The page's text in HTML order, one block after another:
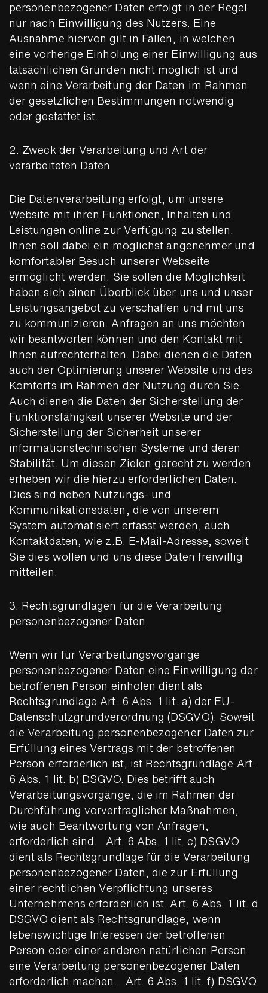
personenbezogener Daten erfolgt in der Regel
nur nach Einwilligung des Nutzers. Eine
Ausnahme hiervon gilt in Fällen, in welchen
eine vorherige Einholung einer Einwilligung aus
tatsächlichen Gründen nicht möglich ist und
wenn eine Verarbeitung der Daten im Rahmen
der gesetzlichen Bestimmungen notwendig
oder gestattet ist.
2. Zweck der Verarbeitung und Art der
verarbeiteten Daten
Die Datenverarbeitung erfolgt, um unsere
Website mit ihren Funktionen, Inhalten und
Leistungen online zur Verfügung zu stellen.
Ihnen soll dabei ein möglichst angenehmer und
komfortabler Besuch unserer Webseite
ermöglicht werden. Sie sollen die Möglichkeit
haben sich einen Überblick über uns und unser
Leistungsangebot zu verschaffen und mit uns
zu kommunizieren. Anfragen an uns möchten
wir beantworten können und den Kontakt mit
Ihnen aufrechterhalten. Dabei dienen die Daten
auch der Optimierung unserer Website und des
Komforts im Rahmen der Nutzung durch Sie.
Auch dienen die Daten der Sicherstellung der
Funktionsfähigkeit unserer Website und der
Sicherstellung der Sicherheit unserer
informationstechnischen Systeme und deren
Stabilität. Um diesen Zielen gerecht zu werden
erheben wir die hierzu erforderlichen Daten.
Dies sind neben Nutzungs- und
Kommunikationsdaten, die von unserem
System automatisiert erfasst werden, auch
Kontaktdaten, wie z.B. E-Mail-Adresse, soweit
Sie dies wollen und uns diese Daten freiwillig
mitteilen.
3. Rechtsgrundlagen für die Verarbeitung
personenbezogener Daten
Wenn wir für Verarbeitungsvorgänge
personenbezogener Daten eine Einwilligung der
betroffenen Person einholen dient als
Rechtsgrundlage Art. 6 Abs. 1 lit. a) der EU-
Datenschutzgrundverordnung (DSGVO). Soweit
die Verarbeitung personenbezogener Daten zur
Erfüllung eines Vertrags mit der betroffenen
Person erforderlich ist, ist Rechtsgrundlage Art.
6 Abs. 1 lit. b) DSGVO. Dies betrifft auch
Verarbeitungsvorgänge, die im Rahmen der
Durchführung vorvertraglicher Maßnahmen,
wie auch Beantwortung von Anfragen,
erforderlich sind. Art. 6 Abs. 1 lit. c) DSGVO
dient als Rechtsgrundlage für die Verarbeitung
personenbezogener Daten, die zur Erfüllung
einer rechtlichen Verpflichtung unseres
Unternehmens erforderlich ist. Art. 6 Abs. 1 lit. d
DSGVO dient als Rechtsgrundlage, wenn
lebenswichtige Interessen der betroffenen
Person oder einer anderen natürlichen Person
eine Verarbeitung personenbezogener Daten
erforderlich machen. Art. 6 Abs. 1 lit. f) DSGVO